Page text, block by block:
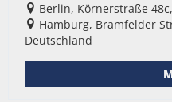
Berlin, Körnerstraße
Hamburg, Bramfelder
Deutschland